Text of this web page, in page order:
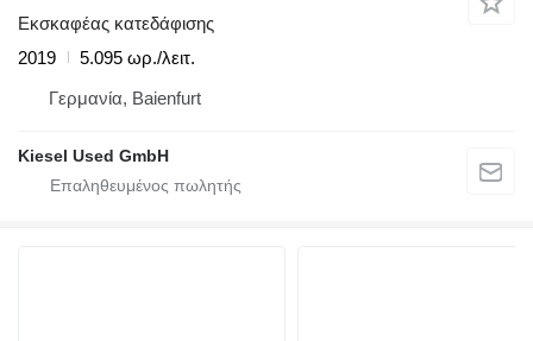
Εκσκαφέας κατεδάφισης
2019
5.095 ωρ./λειτ.
Γερμανία, Baienfurt
Kiesel Used GmbH